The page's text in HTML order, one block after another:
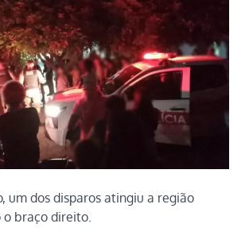
um dos disparos atingiu a região
braço direito.